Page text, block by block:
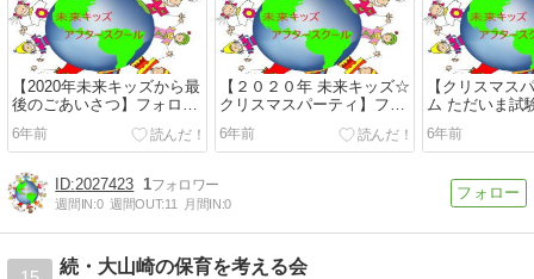
【2020年未来キッズから最
後のごあいさつ】フォロー
してね@miraikids.en...
6年前
【２０２０年 未来キッズ☆
クリスマスパーティ】フォ
ローしてね@miraikids.e...
6年前
【クリスマス
ム ただいま試
ォローしてね
6年前
2027423 1
週間IN:0 週間OUT:11 月間IN:0
続・大山崎の保育を考える会